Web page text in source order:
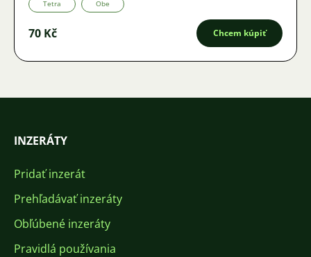
Tetra Obe
70 Kč Chcem kúpiť
INZERÁTY
Pridať inzerát
Prehľadávať inzeráty
Obľúbené inzeráty
Pravidlá používania